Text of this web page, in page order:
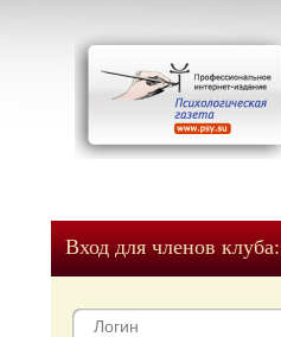
Вход для членов клуба: